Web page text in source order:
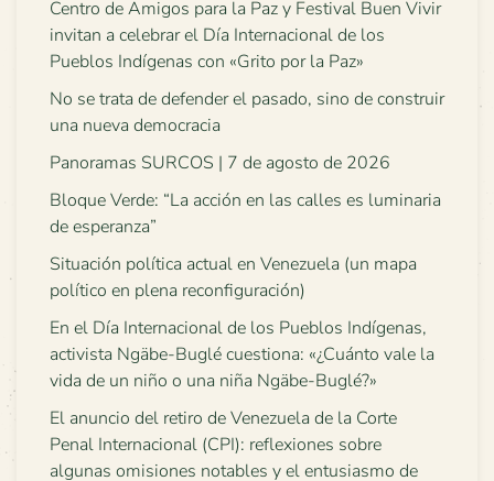
Centro de Amigos para la Paz y Festival Buen Vivir
invitan a celebrar el Día Internacional de los
Pueblos Indígenas con «Grito por la Paz»
No se trata de defender el pasado, sino de construir
una nueva democracia
Panoramas SURCOS | 7 de agosto de 2026
Bloque Verde: “La acción en las calles es luminaria
de esperanza”
Situación política actual en Venezuela (un mapa
político en plena reconfiguración)
En el Día Internacional de los Pueblos Indígenas,
activista Ngäbe-Buglé cuestiona: «¿Cuánto vale la
vida de un niño o una niña Ngäbe-Buglé?»
El anuncio del retiro de Venezuela de la Corte
Penal Internacional (CPI): reflexiones sobre
algunas omisiones notables y el entusiasmo de